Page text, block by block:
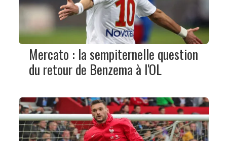
Mercato : la sempiternelle question
du retour de Benzema à l'OL